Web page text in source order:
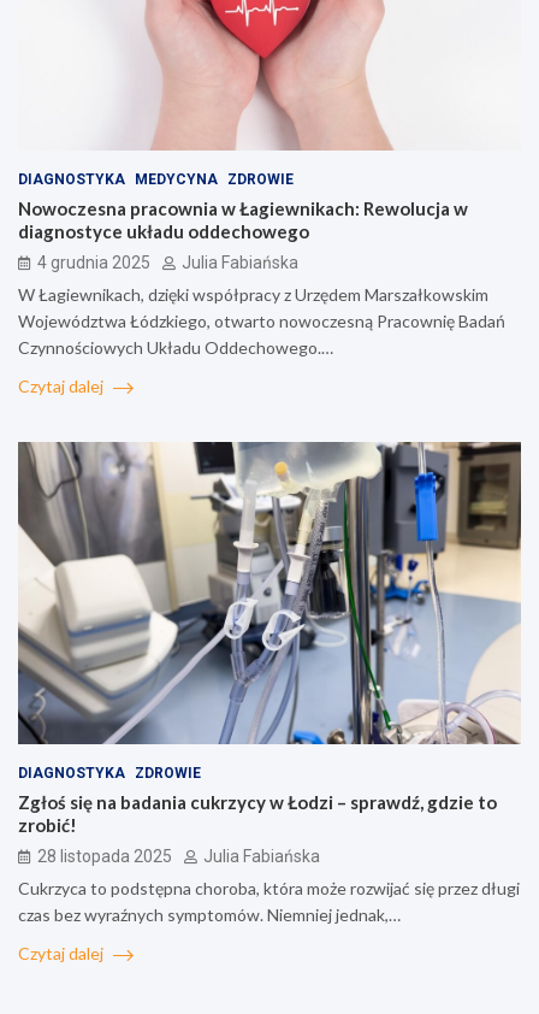
DIAGNOSTYKA MEDYCYNA ZDROWIE
Nowoczesna pracownia w Łagiewnikach: Rewolucja w
diagnostyce układu oddechowego
4 grudnia 2025 Julia Fabiańska
W Łagiewnikach, dzięki współpracy z Urzędem Marszałkowskim
Województwa Łódzkiego, otwarto nowoczesną Pracownię Badań
Czynnościowych Układu Oddechowego.…
Czytaj dalej
DIAGNOSTYKA ZDROWIE
Zgłoś się na badania cukrzycy w Łodzi – sprawdź, gdzie to
zrobić!
28 listopada 2025 Julia Fabiańska
Cukrzyca to podstępna choroba, która może rozwijać się przez długi
czas bez wyraźnych symptomów. Niemniej jednak,…
Czytaj dalej